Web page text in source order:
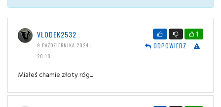
VLODEK2532
9 PAŹDZIERNIKA 2024 |
20:18
1
ODPOWIEDZ
Miałeś chamie złoty róg...